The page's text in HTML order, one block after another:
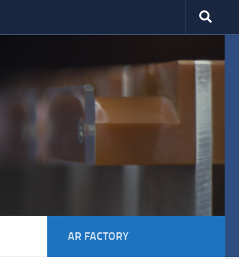
AR FACTORY